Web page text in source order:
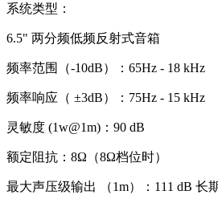
系统类型：
6.5" 两分频低频反射式音箱
频率范围（-10dB）：65Hz - 18 kHz
频率响应（ ±3dB）：75Hz - 15 kHz
灵敏度 (1w@1m)：90 dB
额定阻抗：8Ω（8Ω档位时）
最大声压级输出 （1m）：111 dB 长